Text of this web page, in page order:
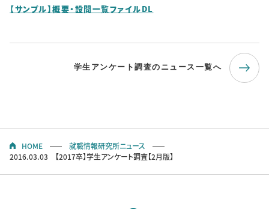
【サンプル】概要・設問一覧ファイルDL
学生アンケート調査のニュース一覧へ
HOME
就職情報研究所ニュース
2016.03.03 【2017卒】学生アンケート調査【2月版】